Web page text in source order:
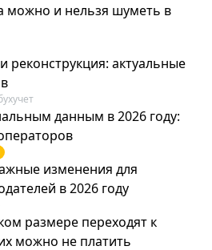
можно и нельзя шуметь в
реконструкция: актуальные
данным в 2026 году:
изменения для
в 2026 году
размере переходят к
можно не платить